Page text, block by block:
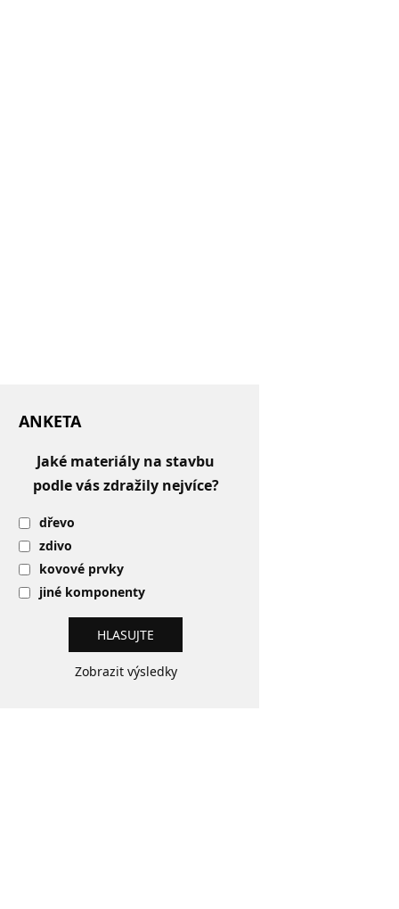
ANKETA
Jaké materiály na stavbu
podle vás zdražily nejvíce?
dřevo
zdivo
kovové prvky
jiné komponenty
Zobrazit výsledky